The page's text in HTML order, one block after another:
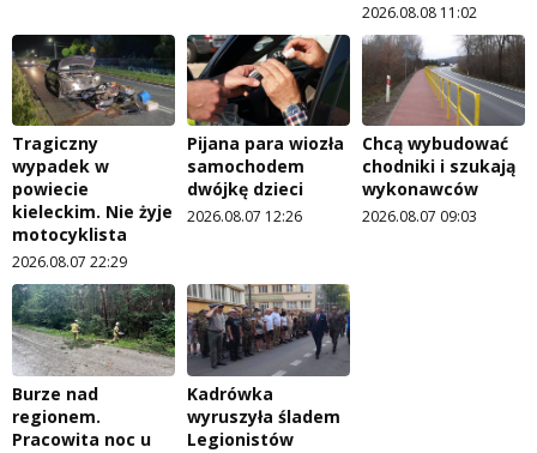
2026.08.08 11:02
Tragiczny
wypadek w
powiecie
kieleckim. Nie żyje
motocyklista
2026.08.07 22:29
Pijana para wiozła
samochodem
dwójkę dzieci
2026.08.07 12:26
Chcą wybudować
chodniki i szukają
wykonawców
2026.08.07 09:03
Burze nad
regionem.
Pracowita noc u
Kadrówka
wyruszyła śladem
Legionistów